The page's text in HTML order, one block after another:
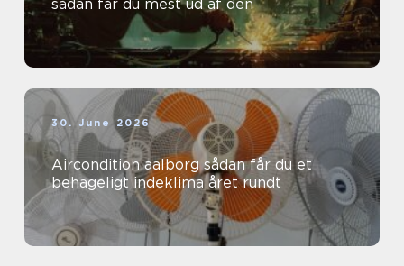
sådan får du mest ud af den
30. June 2026
Aircondition aalborg sådan får du et
behageligt indeklima året rundt